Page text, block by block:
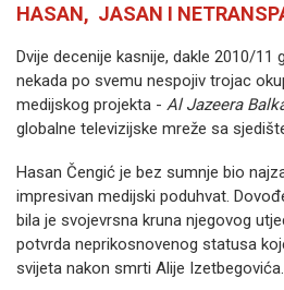
HASAN, JASAN I
Dvije decenije kasnije, dakle 2010/11
nekada po svemu nespojiv trojac
medijskog projekta - Al Jazeera
globalne televizijske mreže sa
Hasan Čengić je bez sumnje bio
impresivan medijski poduhvat.
bila je svojevrsna kruna njegovog
potvrda neprikosnovenog statusa
svijeta nakon smrti Alije Izetbegovića.